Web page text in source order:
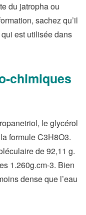
du jatropha ou
sachez qu’il
est utilisée dans
chimiques
le glycérol
formule C3H8O3.
de 92,11 g.
1.260g.cm-3. Bien
dense que l’eau